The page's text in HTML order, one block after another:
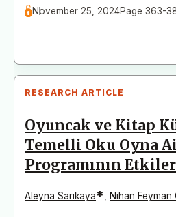
November 25, 2024Page 363-
RESEARCH ARTICLE
Oyuncak ve Kitap
Temelli Oku Oyna
Programının
Aleyna Sarıkaya* Nihan Feyman